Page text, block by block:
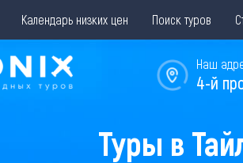
Календарь низких цен Поиск туров
Наш
4-й
Туры в